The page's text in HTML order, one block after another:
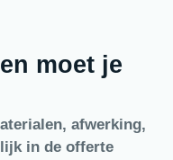
moet je
afwerking,
in de offerte